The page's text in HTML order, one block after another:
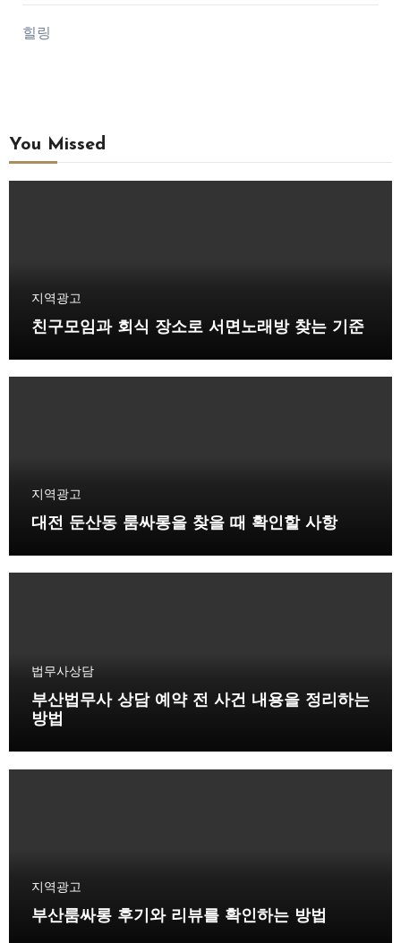
힐링
You Missed
지역광고
친구모임과 회식 장소로 서면노래방 찾는 기준
지역광고
대전 둔산동 룸싸롱을 찾을 때 확인할 사항
법무사상담
부산법무사 상담 예약 전 사건 내용을 정리하는
방법
지역광고
부산룸싸롱 후기와 리뷰를 확인하는 방법